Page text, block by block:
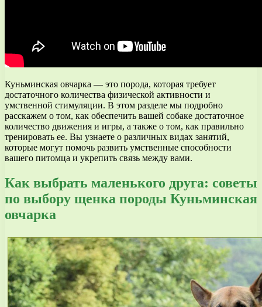
Куньминская овчарка — это порода, которая требует
достаточного количества физической активности и
умственной стимуляции. В этом разделе мы подробно
расскажем о том, как обеспечить вашей собаке достаточное
количество движения и игры, а также о том, как правильно
тренировать ее. Вы узнаете о различных видах занятий,
которые могут помочь развить умственные способности
вашего питомца и укрепить связь между вами.
Как выбрать маленького друга: советы
по выбору щенка породы Куньминская
овчарка